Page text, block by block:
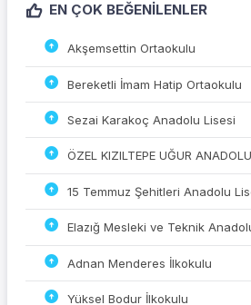
EN ÇOK BEĞENILENLER
Akşemsettin Ortaokulu
Bereketli İmam Hatip Ortaokulu
Sezai Karakoç Anadolu Lisesi
ÖZEL KIZILTEPE UĞUR
15 Temmuz Şehitleri Anadolu
Elazığ Mesleki ve Teknik
Adnan Menderes İlkokulu
Yüksel Bodur İlkokulu